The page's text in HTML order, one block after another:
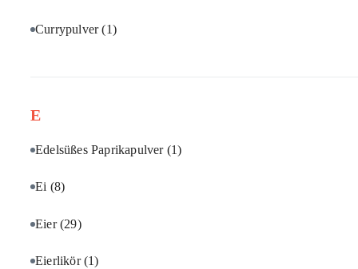
Currypulver(1)
E
Edelsüßes Paprikapulver (1)
Ei (8)
Eier(29)
Eierlikör(1)